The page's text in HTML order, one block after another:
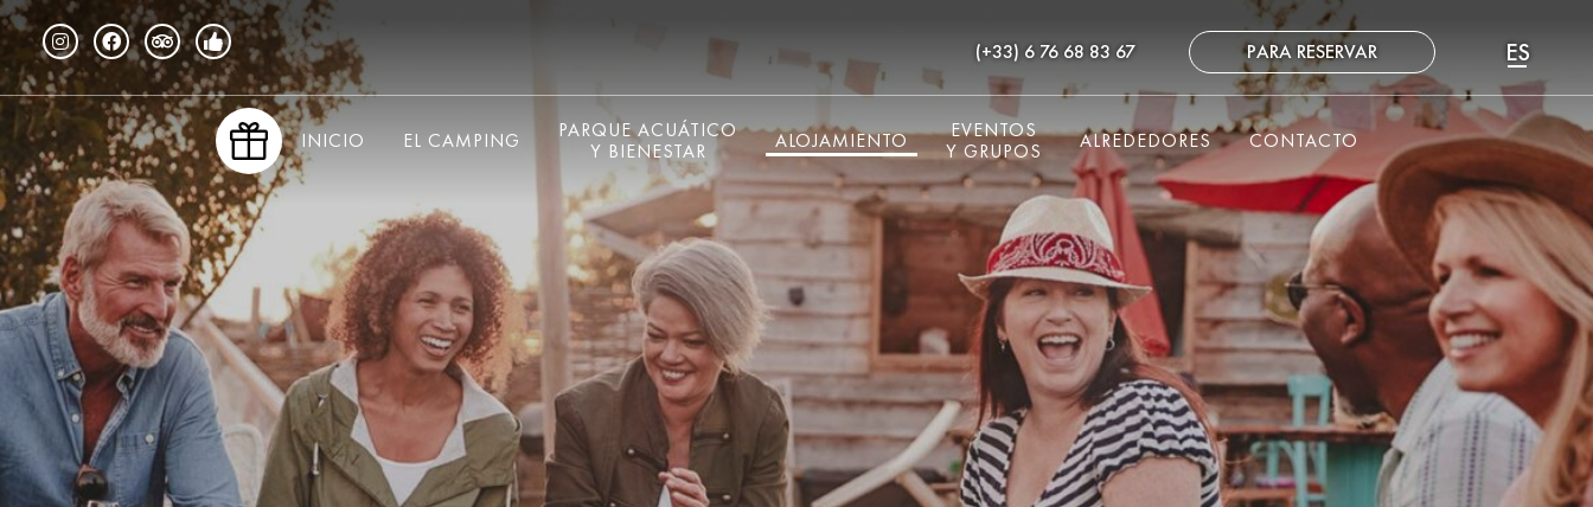
(+33) 6 76 68 83 67 PARA RESERVAR
FR
EN
NL
DE
ES
INICIO EL CAMPING
PARQUE ACUÁTICO
Y BIENESTAR
ALOJAMIENTO
EVENTOS
Y GRUPOS
ALREDEDORES CONTACTO